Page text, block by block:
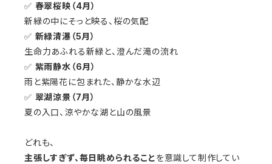
✅ 春翠桜映（4月）
新緑の中にそっと映る、桜の気配
✅ 新緑清瀑（5月）
生命力あふれる新緑と、澄んだ滝の流れ
✅ 紫雨静水（6月）
雨と紫陽花に包まれた、静かな水辺
✅ 翠湖涼景（7月）
夏の入口、涼やかな湖と山の風景
どれも、
主張しすぎず、毎日眺められることを意識して制作してい